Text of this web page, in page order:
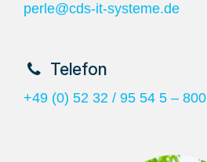
perle@cds-it-systeme.de
​Telefon
+49 (0) 52 32 / 95 54 5 – 800